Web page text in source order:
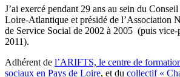
J’ai exercé pendant 29 ans au sein du
Loire-Atlantique et présidé de l’Association
de Service Social de 2002 à 2005 (puis vice-
2011).
Adhérent de l’ARIFTS, le centre de
sociaux en Pays de Loire, et du collectif «